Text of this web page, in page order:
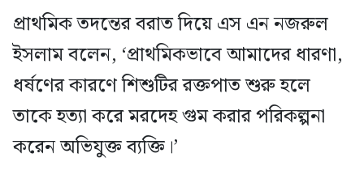
প্রাথমিক তদন্তের বরাত দিয়ে এস এন নজরুল
ইসলাম বলেন, ‘প্রাথমিকভাবে আমাদের ধারণা,
ধর্ষণের কারণে শিশুটির রক্তপাত শুরু হলে
তাকে হত্যা করে মরদেহ গুম করার পরিকল্পনা
করেন অভিযুক্ত ব্যক্তি।’